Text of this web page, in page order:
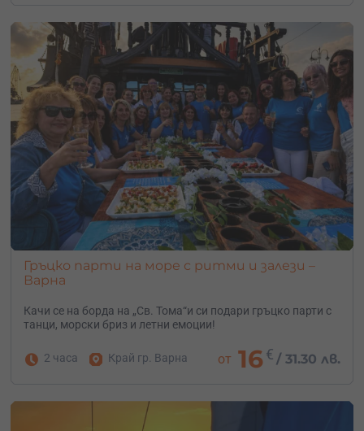
Гръцко парти на море с ритми и залези –
Варна
Качи се на борда на „Св. Тома“и си подари гръцко парти с
танци, морски бриз и летни емоции!
2 часа Край гр. Варна от 16€ / 31.30 лв.